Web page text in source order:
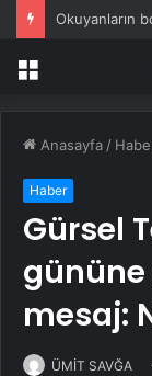
Menü
Anasayfa /
Haber
Gürsel
gününe
mesaj:
ÜMİT SAVĞA